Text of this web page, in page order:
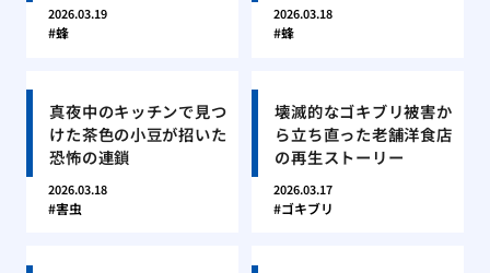
2026.03.19
蜂
2026.03.18
蜂
真夜中のキッチンで見つ
けた茶色の小豆が招いた
恐怖の連鎖
2026.03.18
害虫
壊滅的なゴキブリ被害か
ら立ち直った老舗洋食店
の再生ストーリー
2026.03.17
ゴキブリ